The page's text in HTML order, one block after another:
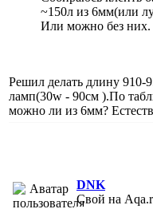
~150л из 6мм(или
Или можно без них.
Решил делать длину 910-
ламп(30w - 90см ).По
можно ли из 6мм?
DNK
Свой на